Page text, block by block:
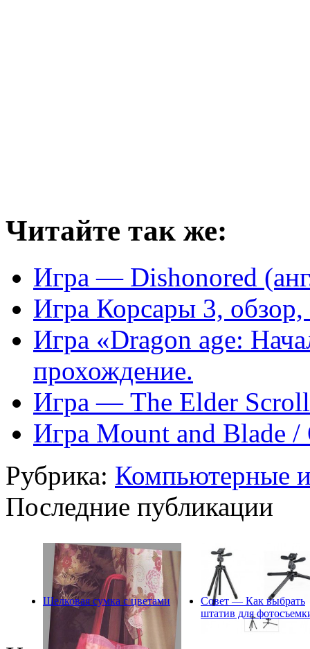
Читайте так же:
Игра — Dishonored
Игра Корсары 3,
Игра «Dragon age:
прохождение.
Игра — The Elder
Игра Mount and Blade
Рубрика: Компьютерные
Последние публикации
Шелковая сумка с цветами
Совет — Как выбрать
штатив для